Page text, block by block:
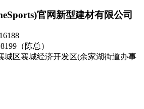
官网新型建材有限公司
（陈总）
区襄城经济开发区(余家湖街道办事